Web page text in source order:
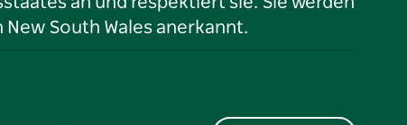
South Wales anerkannt.